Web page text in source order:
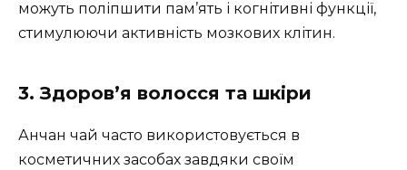
можуть поліпшити пам’ять і когнітивні функції,
стимулюючи активність мозкових клітин.
3. Здоров’я волосся та шкіри
Анчан чай часто використовується в
косметичних засобах завдяки своїм